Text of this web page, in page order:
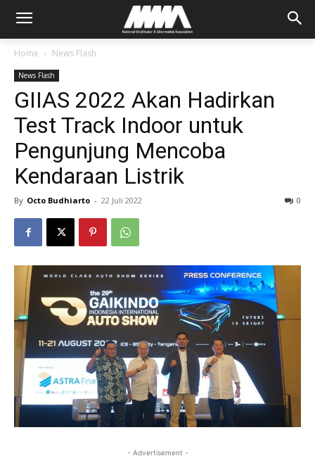
Home News Flash
News Flash
GIIAS 2022 Akan Hadirkan
Test Track Indoor untuk
Pengunjung Mencoba
Kendaraan Listrik
By Octo Budhiarto - 22 Juli 2022 0
- Advertisement -